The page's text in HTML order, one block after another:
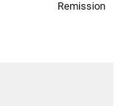
Remission